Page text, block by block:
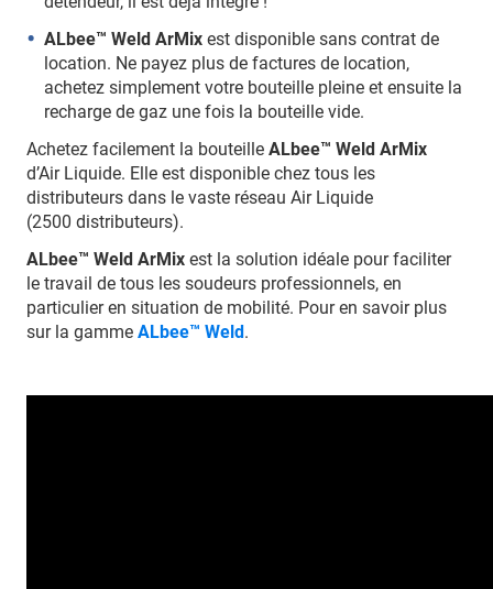
ALbee™ Weld ArMix est disponible sans contrat de
location. Ne payez plus de factures de location,
achetez simplement votre bouteille pleine et ensuite la
recharge de gaz une fois la bouteille vide.
Achetez facilement la bouteille ALbee™ Weld ArMix
d’Air Liquide. Elle est disponible chez tous les
distributeurs dans le vaste réseau Air Liquide
(2500 distributeurs).
ALbee™ Weld ArMix est la solution idéale pour faciliter
le travail de tous les soudeurs professionnels, en
particulier en situation de mobilité. Pour en savoir plus
sur la gamme ALbee™ Weld .